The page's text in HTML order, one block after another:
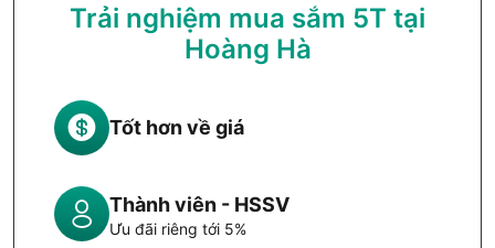
Trải nghiệm mua sắm 5T tại
Hoàng Hà
Tốt hơn về giá
Thành viên - HSSV
Ưu đãi riêng tới 5%